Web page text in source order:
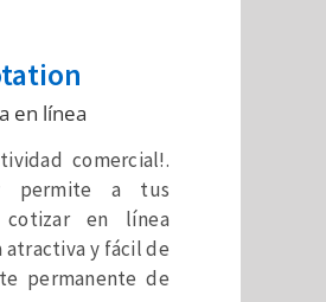
en línea
comercial!.
permite a tus
en línea
y fácil de
permanente de